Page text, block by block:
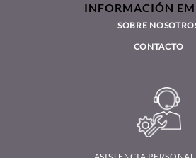
INFORMACIÓN
SOBRE
CONTACTO